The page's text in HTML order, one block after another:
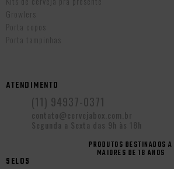
Growlers
Porta copos
Porta tampinhas
ATENDIMENTO
(11) 94937-0371
contato@cervejabox.com.br
Segunda a Sexta das 9h às 18h
PRODUTOS DESTINADOS A
MAIORES DE 18 ANOS
SELOS